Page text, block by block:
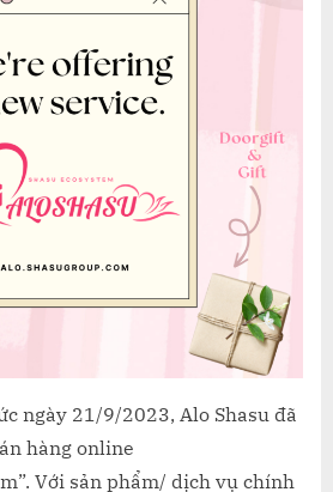
sinh
ngày 21/9/2023, Alo Shasu đã
hàng online
Với sản phẩm/ dịch vụ chính